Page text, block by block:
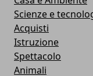
Scienze e
Acquisti
Istruzione
Spettacolo
Animali